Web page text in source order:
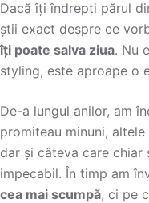
Dacă îți îndrepți părul
știi exact despre ce
îți poate salva ziua. Nu
styling, este aproape o
De-a lungul anilor, am
promiteau minuni,
dar și câteva care chiar
impecabil. În timp am
cea mai scumpă, ci pe